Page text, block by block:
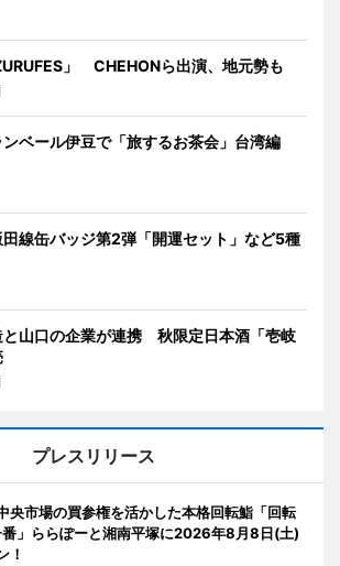
」 CHEHONら出演、地元勢も
ベール伊豆で「旅するお茶会」台湾編
線缶バッジ第2弾「開運セット」など5種
と山口の企業が連携 秋限定日本酒「壱岐
プレスリリース
央市場の買参権を活かした本格回転鮨「回転
番」ららぽーと湘南平塚に2026年8月8日(土)
！